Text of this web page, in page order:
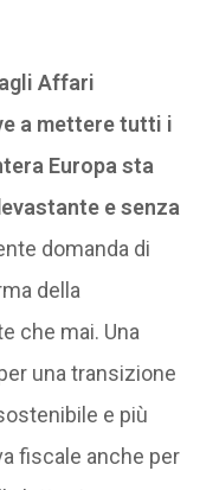
Affari
a mettere tutti i
Europa sta
e senza
domanda di
della
che mai. Una
una transizione
e più
fiscale anche per